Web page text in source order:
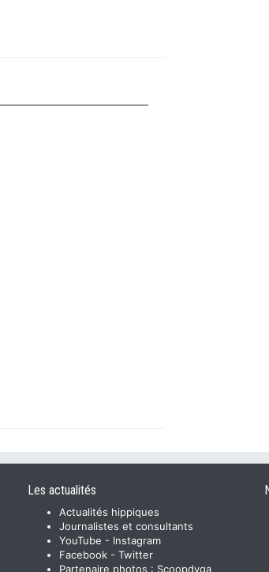
Les actualités
Actualités hippiques
Journalistes et consultants
YouTube - Instagram
Facebook - Twitter
Partenaire photos : Scoopdyga